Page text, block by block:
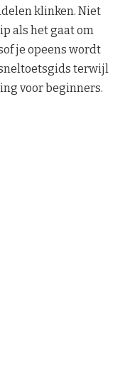
klinken. Niet
als het gaat om
je opeens wordt
terwijl
voor beginners.